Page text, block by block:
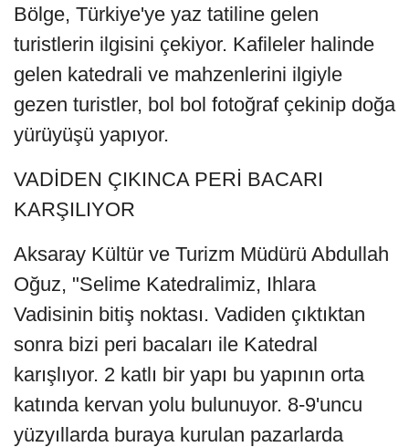
Bölge, Türkiye'ye yaz tatiline gelen
turistlerin ilgisini çekiyor. Kafileler halinde
gelen katedrali ve mahzenlerini ilgiyle
gezen turistler, bol bol fotoğraf çekinip doğa
yürüyüşü yapıyor.
VADİDEN ÇIKINCA PERİ BACARI
KARŞILIYOR
Aksaray Kültür ve Turizm Müdürü Abdullah
Oğuz, "Selime Katedralimiz, Ihlara
Vadisinin bitiş noktası. Vadiden çıktıktan
sonra bizi peri bacaları ile Katedral
karışlıyor. 2 katlı bir yapı bu yapının orta
katında kervan yolu bulunuyor. 8-9'uncu
yüzyıllarda buraya kurulan pazarlarda